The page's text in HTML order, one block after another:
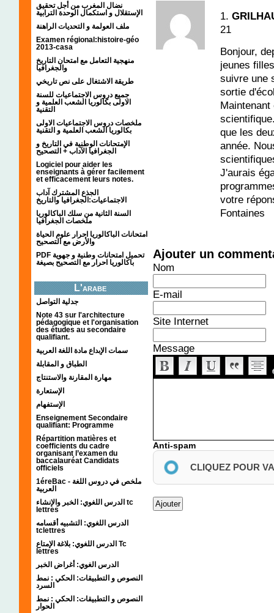
نضال المغرب من أجل تحقيق
الإستقلال و استكمال الوحدة الترابية
ملف العولمة و التحديات الراهنة
Examen régional:histoire-géo
2013-casa
منهجية التعامل مع امتحان التاريخ
والجغرافيا
طريقة الاشتغال على نص تاريخي
جميع دروس الاجتماعيات للسنة
الاولى بكالوريا الشعب العلمية و
التقنية
ملخصات دروس الاجتماعيات الاولى
بكالوريا الشعب العلمية و التقنية
الإمتحانات الوطنية في التاريخ و
الجغرافيا الآداب + التصحيح
Logiciel pour aider les
enseignants à gérer facilement
et efficacement leurs notes.
الجذع المشترك آداب
الاجتماعيات:الجغرافيا والتاريخ
السنة الثانية من سلك الباكالوريا
ملخصات الجغرافيا
امتحانات الباكالوريا احرار علوم الحياة
والأرض مع التصحيح
PDF تحميل امتحانات وطنية و جهوية
باكالوريا احرار مع التصحيح بصيغة
L'arabe
جدلية التواصل
Note 43 sur l'architecture
pédagogique et l'organisation
des études au secondaire
qualifiant.
سمات الإبداع مادة اللغة العربية
الطباق و المقابلة
مهارة المقارنة والاستنتاج
الإستعارة
الإستفهام
Enseignement Secondaire
qualifiant: Programme
Répartition matières et
coefficients du cadre
organisant l’examen du
baccalauréat Candidats
officiels
1éreBac - ملخص في دروس اللغة
العربية
الدرس اللغوي: الخبر والإنشاء tc
lettres
الدرس اللغوي: التشبيه أقسامه
tclettres
الدرس اللغوي: بلاغة الإمتاع Tc
lettres
الدرس الغوي: أغراض الخبر
النصوص و التطبيقات: الحكي : نمط
السرد
النصوص و التطبيقات: الحكي : نمط
الحوار
1.
21
Bonjour,
jeunes
suivre une
sortie
que les
année.
J'aurais
votre
Fontaines
Ajouter un
Nom
E-mail
Site Internet
Message
Anti-spam
CLIQUEZ POUR